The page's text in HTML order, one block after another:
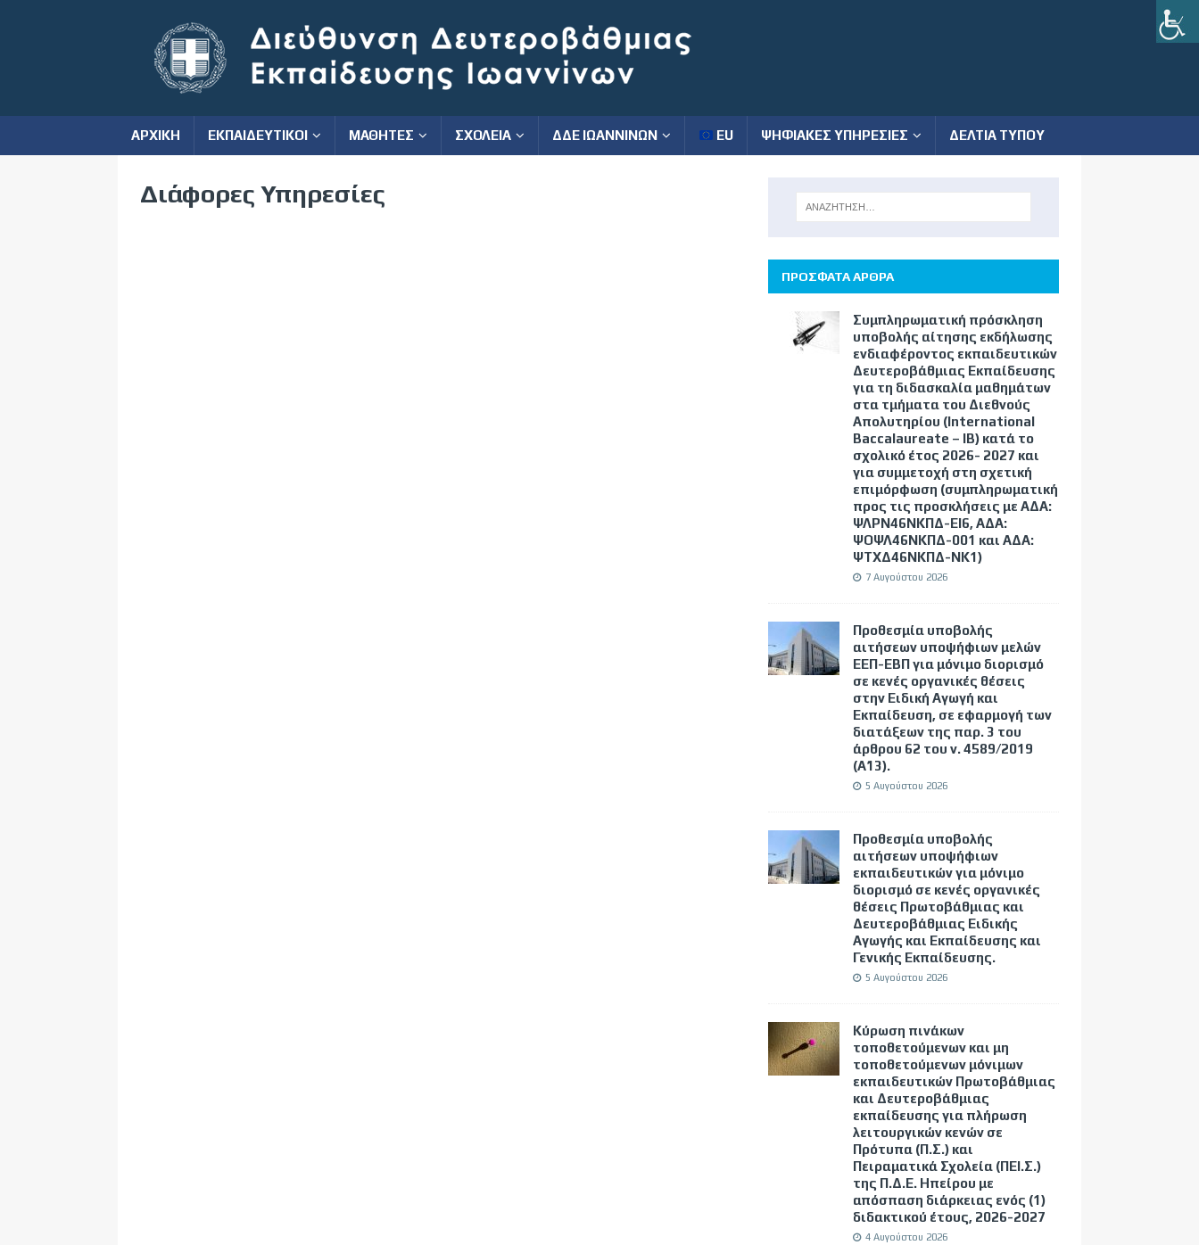
ΑΡΧΙΚΗ ΕΚΠΑΙΔΕΥΤΙΚΟΙ ΜΑΘΗΤΕΣ ΣΧΟΛΕΙΑ ΔΔΕ ΙΩΑΝΝΙΝΩΝ EU ΨΗΦΙΑΚΕΣ ΥΠΗΡΕΣΙΕΣ ΔΕΛΤΙΑ ΤΥΠΟΥ
Διάφορες Υπηρεσίες
ΠΡΟΣΦΑΤΑ ΑΡΘΡΑ
Συμπληρωματική πρόσκληση
υποβολής αίτησης εκδήλωσης
ενδιαφέροντος εκπαιδευτικών
Δευτεροβάθμιας Εκπαίδευσης
για τη διδασκαλία μαθημάτων
στα τμήματα του Διεθνούς
Απολυτηρίου (International
Baccalaureate – IB) κατά το
σχολικό έτος 2026- 2027 και
για συμμετοχή στη σχετική
επιμόρφωση (συμπληρωματική
προς τις προσκλήσεις με ΑΔΑ:
ΨΛΡΝ46ΝΚΠΔ-ΕΙ6, ΑΔΑ:
ΨΟΨΛ46ΝΚΠΔ-001 και ΑΔΑ:
ΨΤΧΔ46ΝΚΠΔ-ΝΚ1)
7 Αυγούστου 2026
Προθεσμία υποβολής
αιτήσεων υποψήφιων μελών
ΕΕΠ-ΕΒΠ για μόνιμο διορισμό
σε κενές οργανικές θέσεις
στην Ειδική Αγωγή και
Εκπαίδευση, σε εφαρμογή των
διατάξεων της παρ. 3 του
άρθρου 62 του ν. 4589/2019
(Α΄13).
5 Αυγούστου 2026
Προθεσμία υποβολής
αιτήσεων υποψήφιων
εκπαιδευτικών για μόνιμο
διορισμό σε κενές οργανικές
θέσεις Πρωτοβάθμιας και
Δευτεροβάθμιας Ειδικής
Αγωγής και Εκπαίδευσης και
Γενικής Εκπαίδευσης.
5 Αυγούστου 2026
Κύρωση πινάκων
τοποθετούμενων και μη
τοποθετούμενων μόνιμων
εκπαιδευτικών Πρωτοβάθμιας
και Δευτεροβάθμιας
εκπαίδευσης για πλήρωση
λειτουργικών κενών σε
Πρότυπα (Π.Σ.) και
Πειραματικά Σχολεία (ΠΕΙ.Σ.)
της Π.Δ.Ε. Ηπείρου με
απόσπαση διάρκειας ενός (1)
διδακτικού έτους, 2026-2027
4 Αυγούστου 2026